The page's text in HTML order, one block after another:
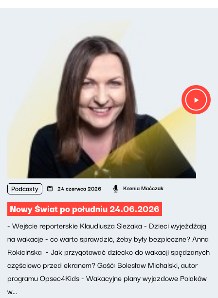
Podcasty 24 czerwca 2026 Ksenia Maćczak
Nowy Świat po południu 24.06.2026
- Wejście reporterskie Klaudiusza Slezaka - Dzieci wyjeżdżają
na wakacje - co warto sprawdzić, żeby były bezpieczne? Anna
Rokicińska - Jak przygotować dziecko do wakacji spędzanych
częściowo przed ekranem? Gość: Bolesław Michalski, autor
programu Opsec4Kids - Wakacyjne plany wyjazdowe Polaków
w...